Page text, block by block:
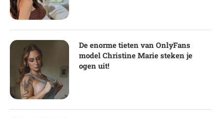
De enorme tieten van OnlyFans
model Christine Marie steken je
ogen uit!